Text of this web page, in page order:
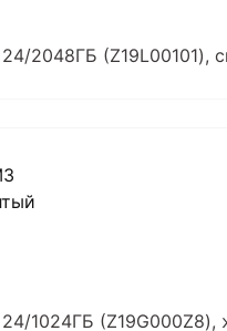
2048ГБ (Z19L00101),
1024ГБ (Z19G000Z8),